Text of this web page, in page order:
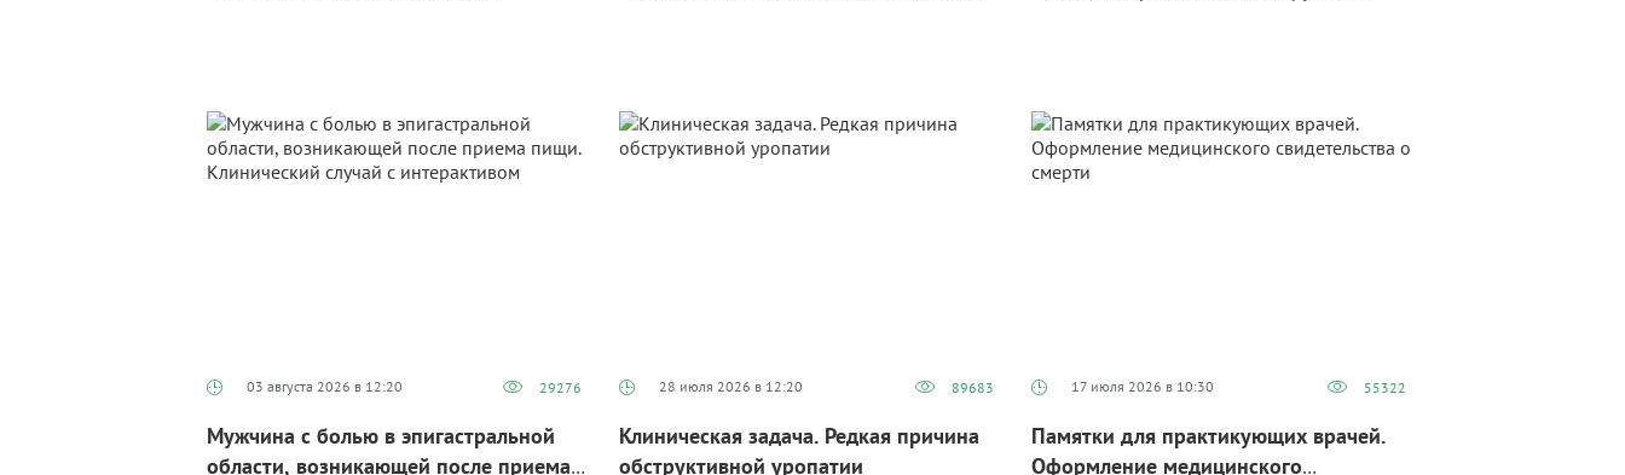
сопоставимую с классическими методами
онкологическую безопасность и лучшие
косметические результаты.
пациентов. А чтобы ярче передать
атмосферу этих историй, добавили
иллюстрации к некоторым ситуациям.
предположите диагноз пациента.
03 августа 2026 в 12:20 29276
Мужчина с болью в эпигастральной
области, возникающей после приема
28 июля 2026 в 12:20 89683
Клиническая задача. Редкая причина
обструктивной уропатии
17 июля 2026 в 10:30 55322
Памятки для практикующих врачей.
Оформление медицинского